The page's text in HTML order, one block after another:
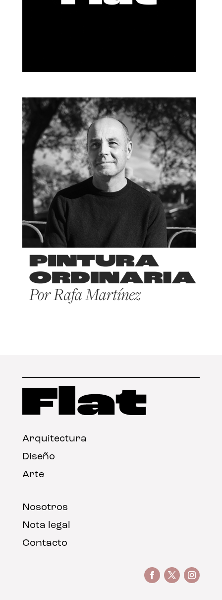
Arquitectura
Diseño
Arte
Nosotros
Nota legal
Contacto